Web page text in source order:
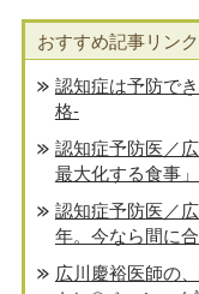
おすすめ記事リンク
認知症は予防で
格-
認知症予防医／
最大化する食事
認知症予防医／
年。今なら間に
広川慶裕医師の